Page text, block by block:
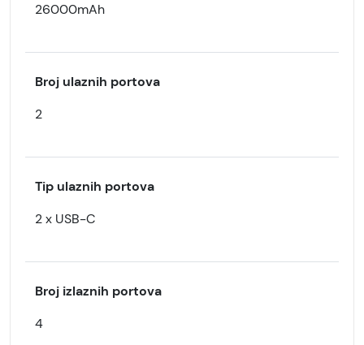
26000mAh
Broj ulaznih portova
2
Tip ulaznih portova
2 x USB-C
Broj izlaznih portova
4